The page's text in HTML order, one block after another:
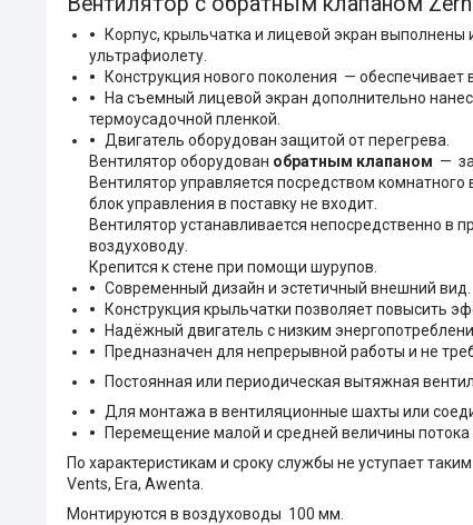
Корпус, крыльчатка и лицевой экран выполнены
ультрафиолету.
Конструкция нового поколения —
На съемный лицевой экран дополнительно
термоусадочной пленкой.
Двигатель оборудован защитой от перегрева.
Вентилятор оборудован обратным клапаном —
Вентилятор управляется посредством
блок управления в поставку не входит.
Вентилятор устанавливается непосредственно
воздуховоду.
Крепится к стене при помощи шурупов.
Современный дизайн и эстетичный внешний вид.
Конструкция крыльчатки позволяет повысить
Надёжный двигатель с низким
Предназначен для непрерывной работы и не
Постоянная или периодическая вытяжная
Для монтажа в вентиляционные шахты или
Перемещение малой и средней величины
По характеристикам и сроку службы не уступает
Vents, Era, Awenta.
Монтируются в воздуховоды 100 мм.